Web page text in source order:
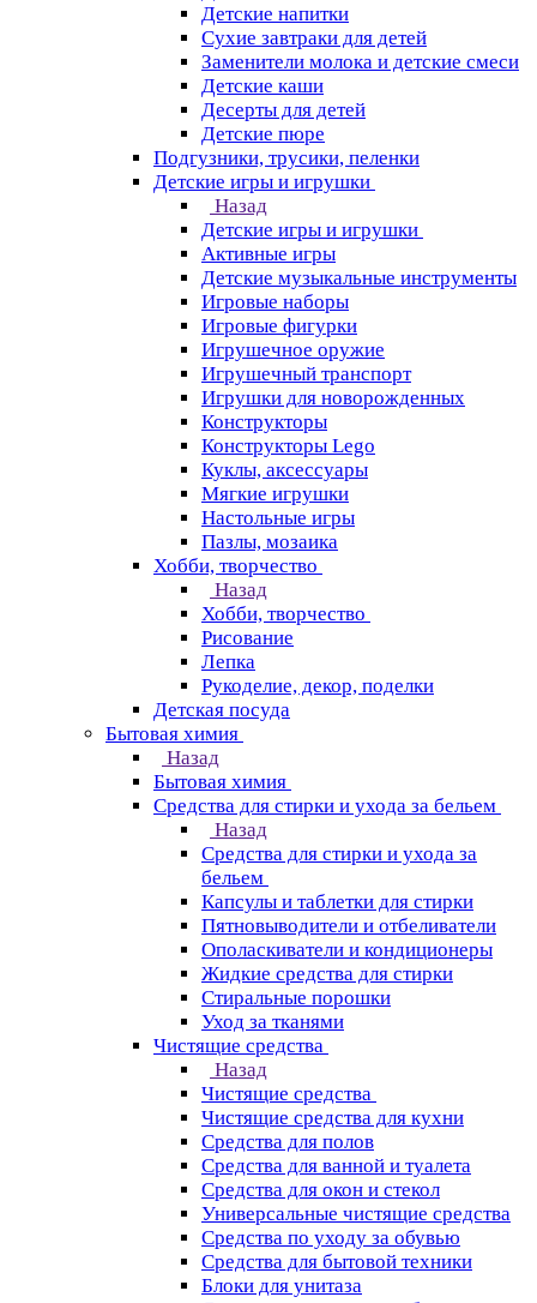
Детские напитки
Сухие завтраки для детей
Заменители молока и детские смеси
Детские каши
Десерты для детей
Детские пюре
Подгузники, трусики, пеленки
Детские игры и игрушки
Назад
Детские игры и игрушки
Активные игры
Детские музыкальные инструменты
Игровые наборы
Игровые фигурки
Игрушечное оружие
Игрушечный транспорт
Игрушки для новорожденных
Конструкторы
Конструкторы Lego
Куклы, аксессуары
Мягкие игрушки
Настольные игры
Пазлы, мозаика
Хобби, творчество
Назад
Хобби, творчество
Рисование
Лепка
Рукоделие, декор, поделки
Детская посуда
Бытовая химия
Назад
Бытовая химия
Средства для стирки и ухода за бельем
Назад
Средства для стирки и ухода за
бельем
Капсулы и таблетки для стирки
Пятновыводители и отбеливатели
Ополаскиватели и кондиционеры
Жидкие средства для стирки
Стиральные порошки
Уход за тканями
Чистящие средства
Назад
Чистящие средства
Чистящие средства для кухни
Средства для полов
Средства для ванной и туалета
Средства для окон и стекол
Универсальные чистящие средства
Средства по уходу за обувью
Средства для бытовой техники
Блоки для унитаза